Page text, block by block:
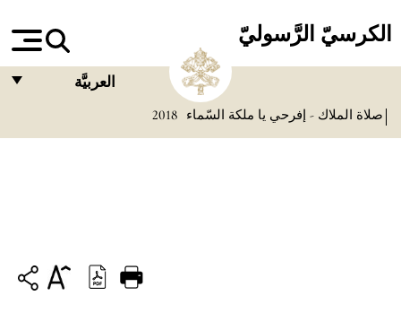
الكرسيّ الرَّسوليّ
العربيَّة
DEUTSCH
صلاة الملاك - إفرحي يا ملكة السّماء 2018